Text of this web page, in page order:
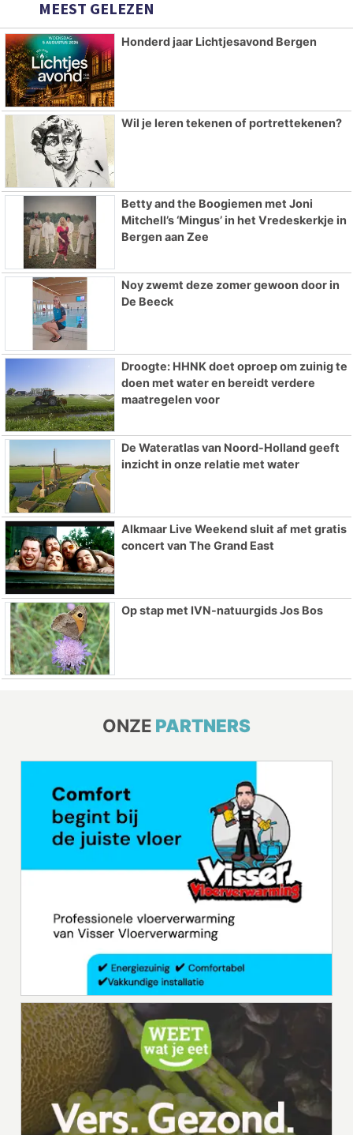
MEEST GELEZEN
Honderd jaar Lichtjesavond Bergen
Wil je leren tekenen of portrettekenen?
Betty and the Boogiemen met Joni
Mitchell’s ‘Mingus’ in het Vredeskerkje in
Bergen aan Zee
Noy zwemt deze zomer gewoon door in
De Beeck
Droogte: HHNK doet oproep om zuinig te
doen met water en bereidt verdere
maatregelen voor
De Wateratlas van Noord-Holland geeft
inzicht in onze relatie met water
Alkmaar Live Weekend sluit af met gratis
concert van The Grand East
Op stap met IVN-natuurgids Jos Bos
ONZE PARTNERS